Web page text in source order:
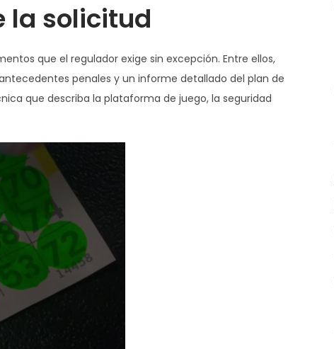
la solicitud
que el regulador exige sin excepción. Entre ellos,
penales y un informe detallado del plan de
que describa la plataforma de juego, la seguridad